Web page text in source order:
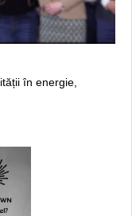
în energie,